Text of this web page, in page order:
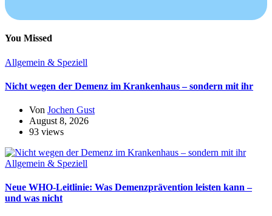
You Missed
Allgemein & Speziell
Nicht wegen der Demenz im Krankenhaus – sondern mit ihr
Von Jochen Gust
August 8, 2026
93 views
Allgemein & Speziell
Neue WHO-Leitlinie: Was Demenzprävention leisten kann –
und was nicht